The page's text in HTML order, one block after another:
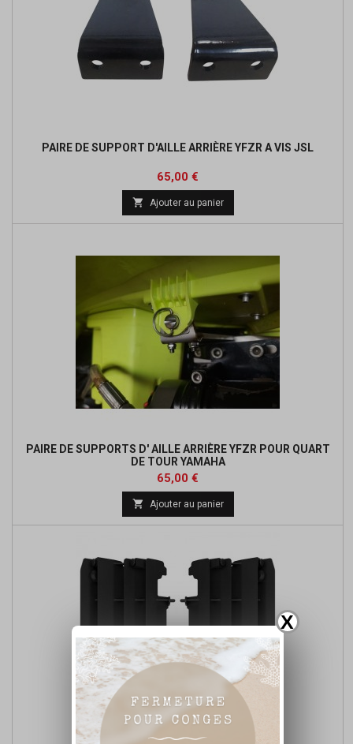
X
PAIRE DE SUPPORT D'AILLE ARRIÈRE YFZR A VIS JSL
Prix
65,00 €
 Ajouter au panier
PAIRE DE SUPPORTS D' AILLE ARRIÈRE YFZR POUR QUART
DE TOUR YAMAHA
Prix
65,00 €
 Ajouter au panier